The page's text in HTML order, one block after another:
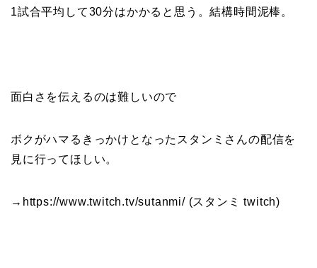
1試合平均して30分はかかると思う。結構時間泥棒。
面白さを伝えるのは難しいので
ボクがハマるきっかけとなったスタンミさんの配信を
見に行ってほしい。
→https://www.twitch.tv/sutanmi/ (スタンミ twitch)